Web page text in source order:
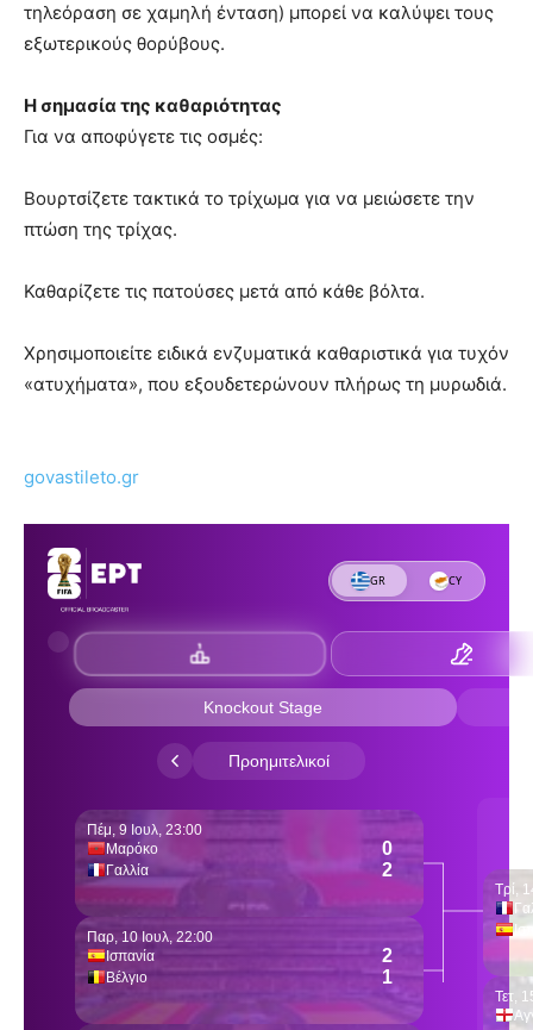
τηλεόραση σε χαμηλή ένταση) μπορεί να καλύψει τους
εξωτερικούς θορύβους.
Η σημασία της καθαριότητας
Για να αποφύγετε τις οσμές:
Βουρτσίζετε τακτικά το τρίχωμα για να μειώσετε την
πτώση της τρίχας.
Καθαρίζετε τις πατούσες μετά από κάθε βόλτα.
Χρησιμοποιείτε ειδικά ενζυματικά καθαριστικά για τυχόν
«ατυχήματα», που εξουδετερώνουν πλήρως τη μυρωδιά.
govastileto.gr